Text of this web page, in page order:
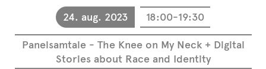
24. aug. 2023 18:00-19:30
Panelsamtale - The Knee on My Neck + Digital
Stories about Race and Identity